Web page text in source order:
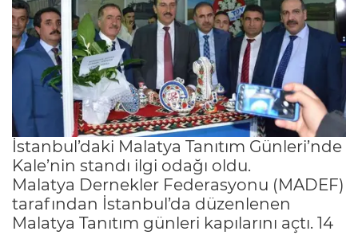
İstanbul’daki Malatya Tanıtım Günleri’nde
Kale’nin standı ilgi odağı oldu.
Malatya Dernekler Federasyonu (MADEF)
tarafından İstanbul’da düzenlenen
Malatya Tanıtım günleri kapılarını açtı. 14